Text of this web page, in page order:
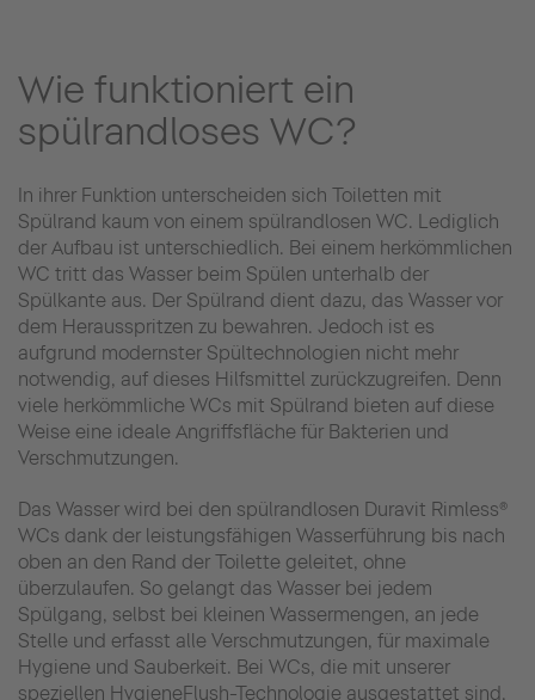
Wie funktioniert ein
spülrandloses WC?
In ihrer Funktion unterscheiden sich Toiletten mit
Spülrand kaum von einem spülrandlosen WC. Lediglich
der Aufbau ist unterschiedlich. Bei einem herkömmlichen
WC tritt das Wasser beim Spülen unterhalb der
Spülkante aus. Der Spülrand dient dazu, das Wasser vor
dem Herausspritzen zu bewahren. Jedoch ist es
aufgrund modernster Spültechnologien nicht mehr
notwendig, auf dieses Hilfsmittel zurückzugreifen. Denn
viele herkömmliche WCs mit Spülrand bieten auf diese
Weise eine ideale Angriffsfläche für Bakterien und
Verschmutzungen.
Das Wasser wird bei den spülrandlosen Duravit Rimless®
WCs dank der leistungsfähigen Wasserführung bis nach
oben an den Rand der Toilette geleitet, ohne
überzulaufen. So gelangt das Wasser bei jedem
Spülgang, selbst bei kleinen Wassermengen, an jede
Stelle und erfasst alle Verschmutzungen, für maximale
Hygiene und Sauberkeit. Bei WCs, die mit unserer
speziellen HygieneFlush-Technologie ausgestattet sind,